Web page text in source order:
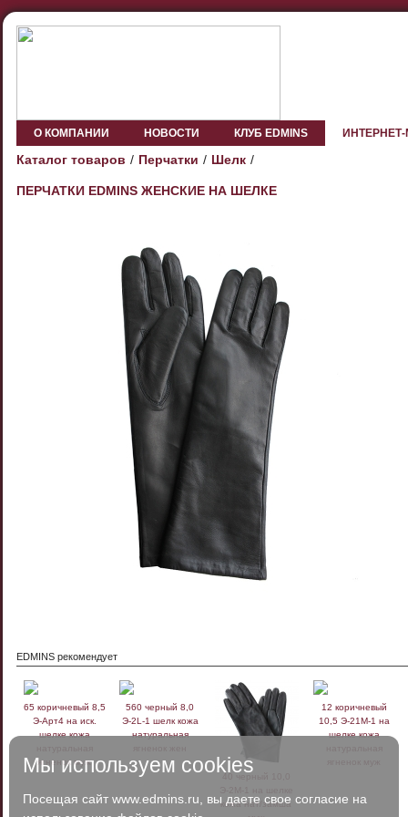
О КОМПАНИИ НОВОСТИ КЛУБ EDMINS
Каталог товаров Перчатки Шелк
ПЕРЧАТКИ EDMINS ЖЕНСКИЕ НА ШЕЛКЕ
EDMINS рекомендует
65 коричневый 8,5
Э-Арт4 на иск.
шелке кожа
ягненок муж
560 черный 8,0
Э-2L-1 шелк кожа
натуральная
кожа нат/замша
12 коричневый
10,5 Э-21M-1 на
шелке кожа
Мы используем cookies
Посещая сайт www.edmins.ru, вы даете свое согласие на